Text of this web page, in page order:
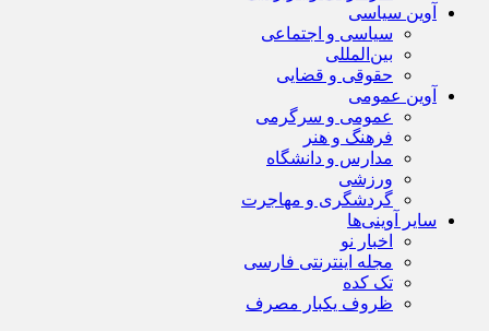
آوین سیاسی
سیاسی و اجتماعی
بین‌المللی
حقوقی و قضایی
آوین عمومی
عمومی و سرگرمی
فرهنگ و هنر
مدارس و دانشگاه
ورزشی
گردشگری و مهاجرت
سایر آوینی‌ها
اخبار نو
مجله اینترنتی فارسی
تک کده
ظروف یکبار مصرف